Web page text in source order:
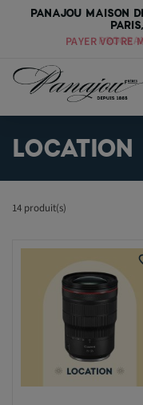
PANAJOU MAISON
PAYER VOTRE
14 produit(s)